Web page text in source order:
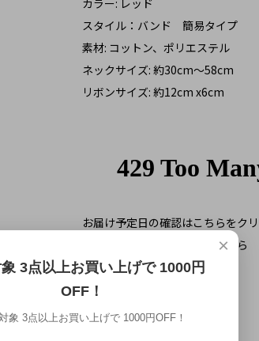
カラー: レッド
スタイル：バンド 簡易タイプ
素材: コットン、ポリエステル
ネックサイズ: 約30cm～58cm
リボンサイズ: 約12cm x6cm
お届け予定日の確認はこちらをク
ギフトラッピングの詳細はこちら
×
3点以上お買い上げで 1000円
OFF！
象 3点以上お買い上げで 1000円OFF！